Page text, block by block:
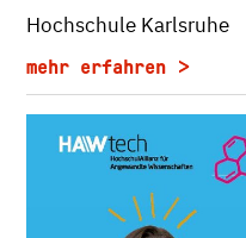
Hochschule Karlsruhe
mehr erfahren